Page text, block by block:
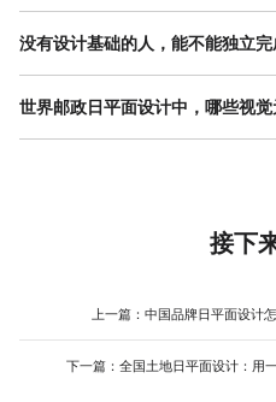
世界邮政日平面设计的应用场景
化宣传、客户关怀海报、社交媒
张有质感的节日海报。核心在于
没有设计基础的人，能不能独立
完全可以。现在的在线设计工具
提供的世界邮政日平面设计模板
世界邮政日平面设计中，哪些视
在世界邮政日平面设计中，最能
件、明信片、羽毛笔等物件，都
堆砌，挑两三个核心元素作为视
接下
上一篇： 中国品牌日平面设计
下一篇： 全国土地日平面设计：用